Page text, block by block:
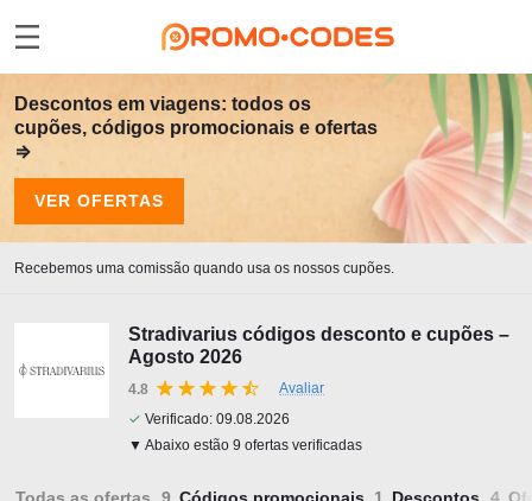
Descontos em viagens: todos os
cupões, códigos promocionais e ofertas
⇒
VER OFERTAS
Recebemos uma comissão quando usa os nossos cupões.
Stradivarius códigos desconto e cupões –
Agosto 2026
4.8
Avaliar
✓ Verificado: 09.08.2026
▼ Abaixo estão 9 ofertas verificadas